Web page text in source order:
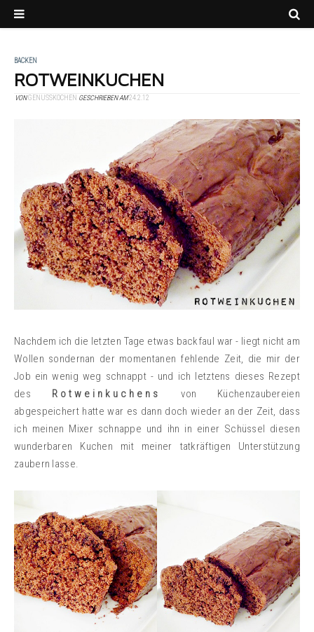
BACKEN
ROTWEINKUCHEN
VONGENUSSKOCHEN GESCHRIEBEN AM24.2.12
Nachdem ich die letzten Tage etwas backfaul war - liegt nicht am
Wollen sondernan der momentanen fehlende Zeit, die mir der
Job ein wenig weg schnappt - und ich letztens dieses Rezept
des Rotweinkuchens
von Küchenzaubereien
abgespeichert hatte war es dann doch wieder an der Zeit, dass
ich meinen Mixer schnappe und ihn in einer Schüssel diesen
wunderbaren Kuchen mit meiner tatkräftigen Unterstützung
zaubern lasse.